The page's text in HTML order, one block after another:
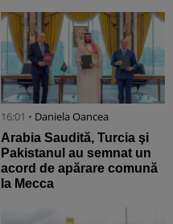
16:01 • Daniela Oancea
Arabia Saudită, Turcia şi
Pakistanul au semnat un
acord de apărare comună
la Mecca